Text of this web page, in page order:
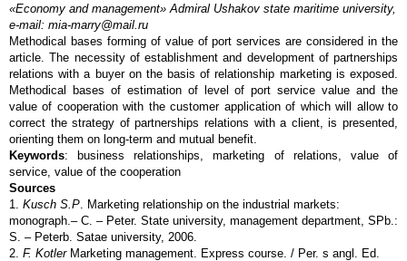
«Economy and management» Admiral Ushakov state maritime university,
e-mail: mia-marry@mail.ru
Methodical bases forming of value of port services are considered in the
article. The necessity of establishment and development of partnerships
relations with a buyer on the basis of relationship marketing is exposed.
Methodical bases of estimation of level of port service value and the
value of cooperation with the customer application of which will allow to
correct the strategy of partnerships relations with a client, is presented,
orienting them on long-term and mutual benefit.
Keywords: business relationships, marketing of relations, value of
service, value of the cooperation
Sources
1. Kusch S.P . Marketing relationship on the industrial markets:
monograph.– С. – Peter. State university, management department, SPb.:
S. – Peterb. Satae university, 2006.
2. F. KotlerMarketing management. Express course. / Per. s angl. Ed.